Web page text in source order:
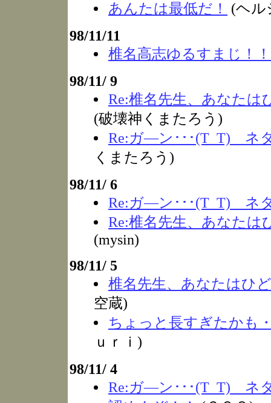
あんたは最低だ！
(ヘル
98/11/11
椎名高志ゆるすまじ！！
98/11/ 9
Re:椎名先生、あなたは
(破壊神くまたろう)
Re:ガ―ン･･･(T_T) ネ
くまたろう)
98/11/ 6
Re:ガ―ン･･･(T_T) ネ
Re:椎名先生、あなたは
(mysin)
98/11/ 5
椎名先生、あなたはひ
空蔵)
ちょっと長すぎたかも
ｕｒｉ)
98/11/ 4
Re:ガ―ン･･･(T_T) ネ